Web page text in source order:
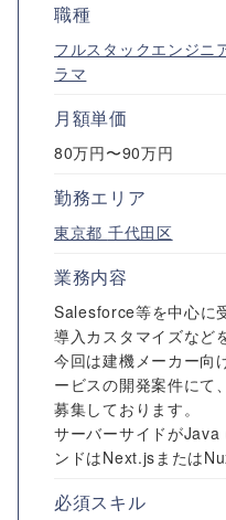
職種
フルスタックエンジニ
ラマ
月額単価
80万円〜90万円
勤務エリア
東京都 千代田区
業務内容
Salesforce等を中心に
導入カスタマイズなど
今回は建機メーカー向
ービスの開発案件にて
募集しております。
サーバーサイドが
ンドはNext.jsまたは
必須スキル